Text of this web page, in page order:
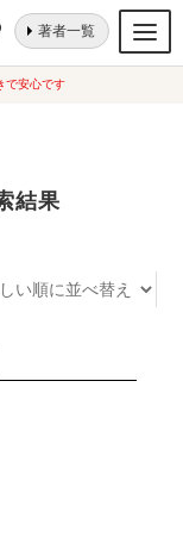
で安心です
著者一覧
結果